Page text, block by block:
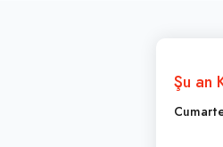
Şu an